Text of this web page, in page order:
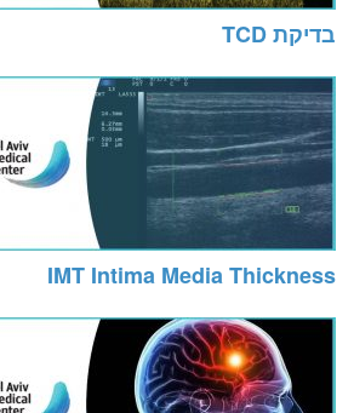
בדיקת TCD
IMT Intima Media Thickness